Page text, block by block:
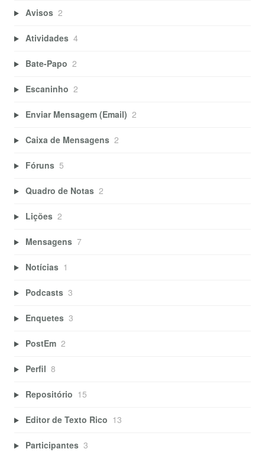
Avisos 2
Atividades 4
Bate-Papo 2
Escaninho 2
Enviar Mensagem (Email) 2
Caixa de Mensagens 2
Fóruns 5
Quadro de Notas 2
Lições 2
Mensagens 7
Notícias 1
Podcasts 3
Enquetes 3
PostEm 2
Perfil 8
Repositório 15
Editor de Texto Rico 13
Participantes 3